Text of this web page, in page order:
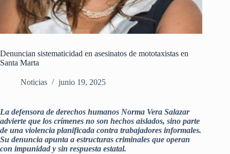
Denuncian sistematicidad en asesinatos de mototaxistas en
Santa Marta
Noticias junio 19, 2025
La defensora de derechos humanos Norma Vera Salazar
advierte que los crímenes no son hechos aislados, sino parte
de una violencia planificada contra trabajadores informales.
Su denuncia apunta a estructuras criminales que operan
con impunidad y sin respuesta estatal.